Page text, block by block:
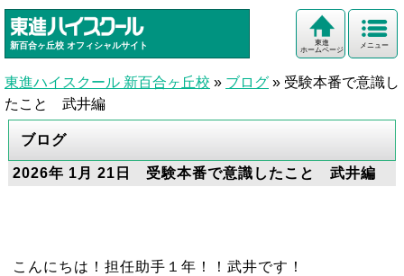
新百合ヶ丘校 オフィシャルサイト メニュー
東進
ホームページ
東進ハイスクール 新百合ヶ丘校 » ブログ » 受験本番で意識し
たこと 武井編
ブログ
2026年 1月 21日 受験本番で意識したこと 武井編
こんにちは！担任助手１年！！武井です！